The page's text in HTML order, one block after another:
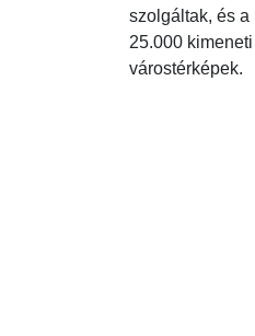
szolgáltak, és a
25.000
várostérképek.